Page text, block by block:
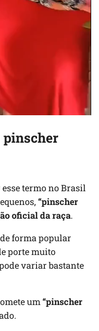
termo no Brasil
“pinscher
oficial da raça.
forma popular
porte muito
variar bastante
um“pinscher